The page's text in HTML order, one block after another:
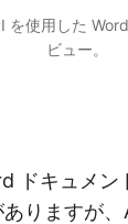
を使用した
ビュー。
ドキュメン
りますが